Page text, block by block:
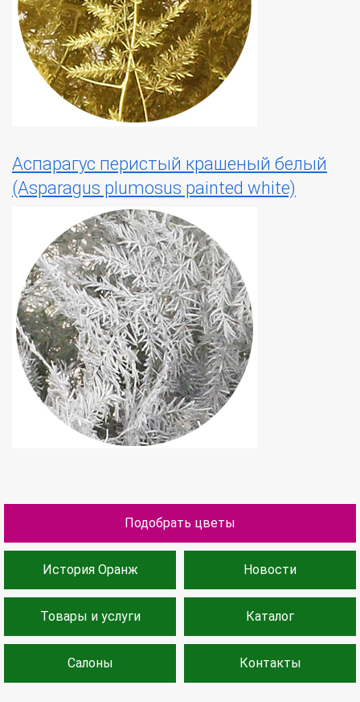
Аспарагус перистый крашеный белый
(Asparagus plumosus painted white)
Подобрать цветы
История Оранж Новости
Товары и услуги Каталог
Салоны Контакты